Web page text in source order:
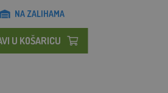
NA ZALIHAMA
U KOŠARICU